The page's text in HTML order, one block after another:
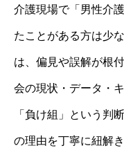
介護現場で「男性介
たことがある方は少
は、偏見や誤解が根
会の現状・データ・
「負け組」という判
の理由を丁寧に紐解